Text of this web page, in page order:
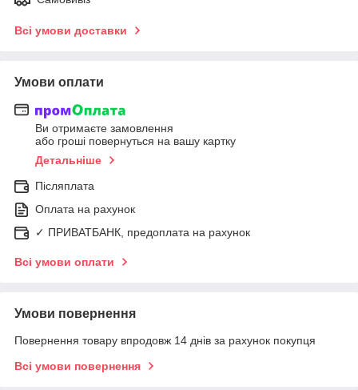
Всі умови доставки
Умови оплати
Ви отримаєте замовлення
або гроші повернуться на вашу картку
Детальніше
Післяплата
Оплата на рахунок
✓ ПРИВАТБАНК, предоплата на рахунок
Всі умови оплати
Умови повернення
Повернення товару впродовж 14 днів за рахунок покупця
Всі умови повернення